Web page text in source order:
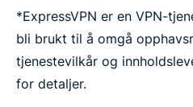
*ExpressVPN er en VPN-
bli brukt til å omgå
tjenestevilkår og
for detaljer.